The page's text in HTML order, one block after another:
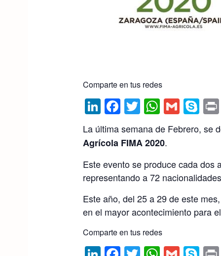
Comparte en tus redes
Li
n
k
e
dI
n
F
a
c
e
b
o
o
k
T
w
itt
er
W
h
at
s
A
p
p
G
m
ai
S
k
y
e
La última semana de Febrero, se
Agrícola FIMA 2020.
Este evento se produce cada dos
representando a 72
Este año, del 25 a 29 de este
en el mayor acontecimiento para
Comparte en tus redes